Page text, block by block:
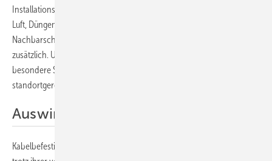
Installationsumgebung. Das können beispielsweise Salzgehalt in der
Luft, Düngemittel auf dem Feld oder chemische Anlagen in der
Nachbarschaft des Solarparks sein. Sie belasten das Polymer
zusätzlich. Unter widrigen Bedingungen kann etwa PA12 seine
besondere Stärken ausspielen, was unterstreicht, warum die
standortgerechte Auswahl des Materials so wichtig ist.
Auswirkungen auf die Montage
Kabelbefestigungen erscheinen als vermeintlicher Randaspekt, haben